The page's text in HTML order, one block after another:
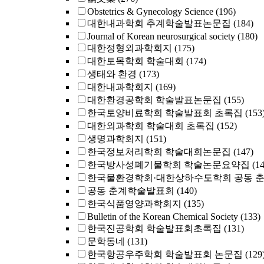
Obstetrics & Gynecology Science (196)
대한내과학회 추계학술발표논문집 (184)
Journal of Korean neurosurgical society (180)
대한정형외과학회지 (175)
대한토목학회 학술대회 (174)
생태와 환경 (173)
대한내과학회지 (169)
대한환경공학회 학술발표논문집 (155)
한국토양비료학회 학술발표회 초록집
대한외과학회 학술대회 초록집 (152)
생명과학회지 (151)
한국정보처리학회 학술대회논문집 (147)
한국방사성폐기물학회 학술논문요약집
한국물환경학회·대한상하수도학회 공동
공동 춘계학술발표회 (140)
한국식품영양과학회지 (135)
Bulletin of the Korean Chemical Society (133)
한국진공학회 학술발표회초록집 (131)
문학동네 (131)
한국항공우주학회 학술발표회 논문집